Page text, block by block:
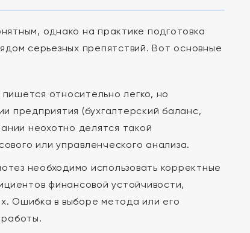
однако на практике подготовка
серьезных препятствий. Вот основные
относительно легко, но
предприятия (бухгалтерский баланс,
неохотно делятся такой
или управленческого анализа.
необходимо использовать корректные
финансовой устойчивости,
Ошибка в выборе метода или его